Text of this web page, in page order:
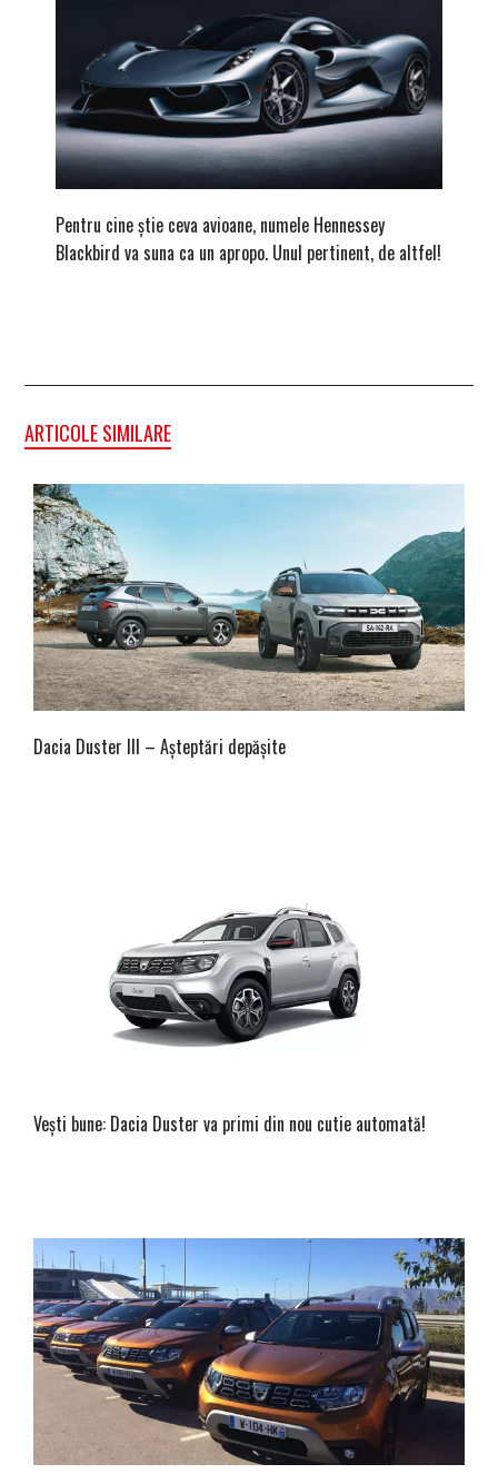
Pentru cine știe ceva avioane, numele Hennessey
Blackbird va suna ca un apropo. Unul pertinent, de altfel!
ARTICOLE SIMILARE
Dacia Duster III – Așteptări depășite
Vești bune: Dacia Duster va primi din nou cutie automată!